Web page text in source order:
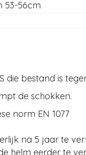
53-56cm
die bestand is
de schokken.
norm EN 1077
na 5 jaar te
helm eerder te